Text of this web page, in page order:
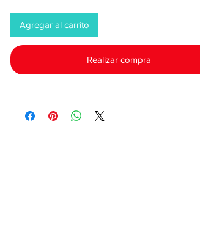
Agregar al carrito
Realizar compra